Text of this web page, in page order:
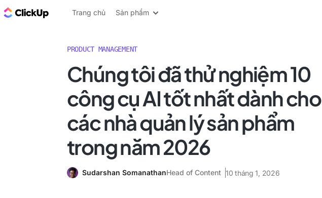
ClickUp Blog
Trang chủ Sản phẩm
PRODUCT MANAGEMENT
Chúng tôi đã thử nghiệm 10
công cụ AI tốt nhất dành cho
các nhà quản lý sản phẩm
trong năm 2026
Sudarshan SomanathanHead of Content 10 tháng 1, 2026